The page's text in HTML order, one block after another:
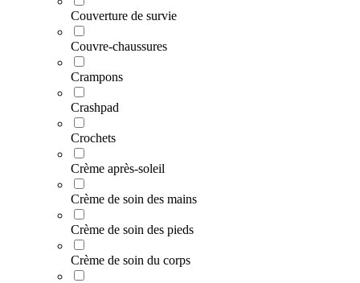
Couverture de survie
Couvre-chaussures
Crampons
Crashpad
Crochets
Crème après-soleil
Crème de soin des mains
Crème de soin des pieds
Crème de soin du corps